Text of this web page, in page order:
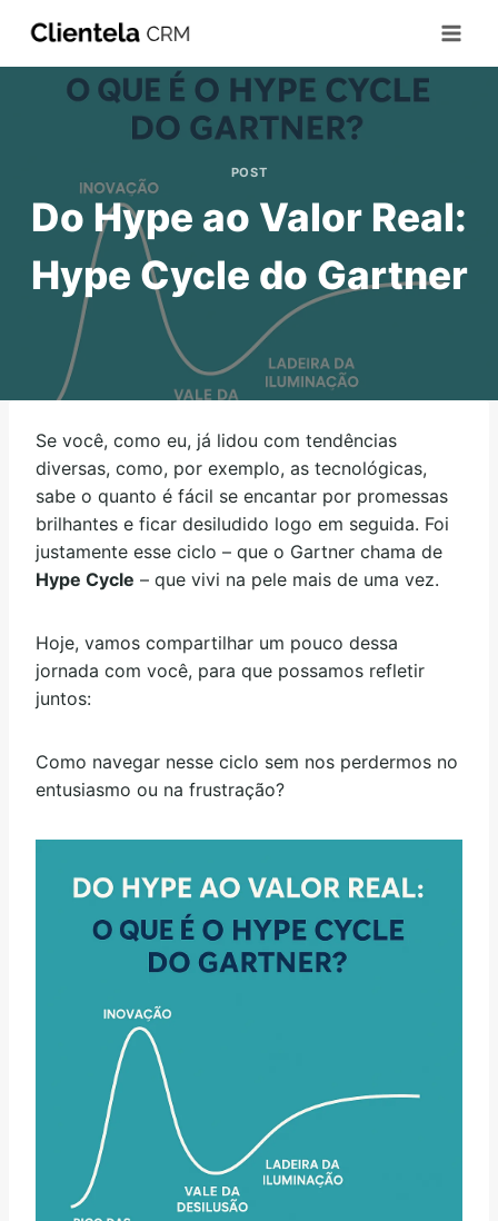
POST
Do Hype ao Valor Real:
Hype Cycle do Gartner
Se você, como eu, já lidou com tendências
diversas, como, por exemplo, as tecnológicas,
sabe o quanto é fácil se encantar por promessas
brilhantes e ficar desiludido logo em seguida. Foi
justamente esse ciclo – que o Gartner chama de
Hype Cycle – que vivi na pele mais de uma vez.
Hoje, vamos compartilhar um pouco dessa
jornada com você, para que possamos refletir
juntos:
Como navegar nesse ciclo sem nos perdermos no
entusiasmo ou na frustração?